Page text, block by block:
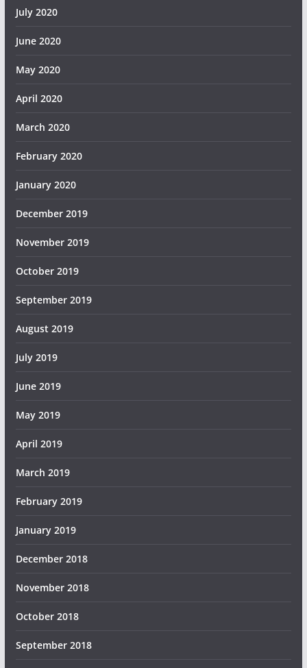
July 2020
June 2020
May 2020
April 2020
March 2020
February 2020
January 2020
December 2019
November 2019
October 2019
September 2019
August 2019
July 2019
June 2019
May 2019
April 2019
March 2019
February 2019
January 2019
December 2018
November 2018
October 2018
September 2018